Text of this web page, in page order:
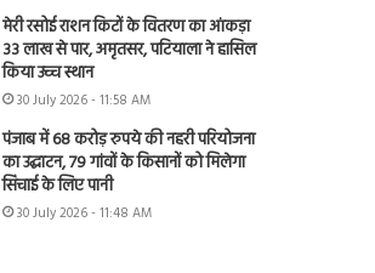
मेरी रसोई राशन किटों के वितरण का आंकड़ा
33 लाख से पार, अमृतसर, पटियाला ने हासिल
किया उच्च स्थान
30 July 2026 - 11:58 AM
पंजाब में 68 करोड़ रुपये की नहरी परियोजना
का उद्घाटन, 79 गांवों के किसानों को मिलेगा
सिंचाई के लिए पानी
30 July 2026 - 11:48 AM